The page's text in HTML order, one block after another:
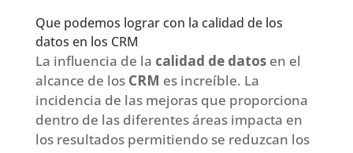
Que podemos lograr con la calidad de los
datos en los CRM
La influencia de la calidad de datos en el
alcance de los CRM es increíble. La
incidencia de las mejoras que proporciona
dentro de las diferentes áreas impacta en
los resultados permitiendo se reduzcan los